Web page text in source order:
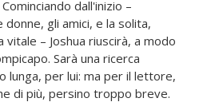
dall'inizio –
gli amici, e la solita,
– Joshua riuscirà, a modo
Sarà una ricerca
lunga, per lui: ma per il lettore,
di più, persino troppo breve.